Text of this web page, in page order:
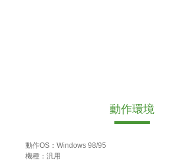
動作環境
動作OS：Windows 98/95
機種：汎用